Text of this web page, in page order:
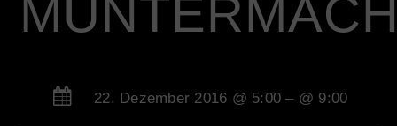
22. Dezember 2016 @ 5:00– @ 9:00